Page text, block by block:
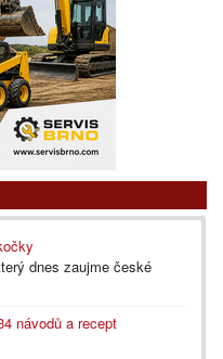
dnes zaujme české
návodů a recept